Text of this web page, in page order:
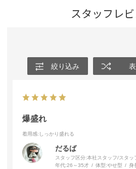
スタッフレ
絞り込み
爆盛れ
着用感:しっかり盛れる
だるば
スタッフ区分:本社スタッフ/スタ
年代:26～35才 体型:やせ型 身